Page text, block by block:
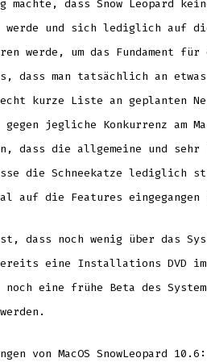
machte, dass Snow Leopard
werde und sich lediglich auf
werde, um das Fundament
dass man tatsächlich an
kurze Liste an geplanten
gegen jegliche Konkurrenz am
dass die allgemeine und
die Schneekatze lediglich
auf die Features
dass noch wenig über das
eine Installations DVD
eine frühe Beta des
von MacOS SnowLeopard 10.6: